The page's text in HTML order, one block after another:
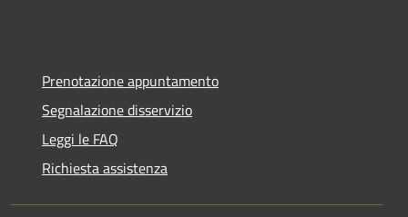
Prenotazione appuntamento
Segnalazione disservizio
Leggi le FAQ
Richiesta assistenza